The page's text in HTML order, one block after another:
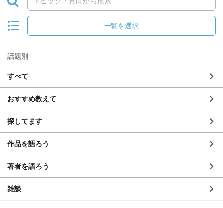
一覧を選択
話題別
すべて
おすすめ教えて
探してます
作品を語ろう
著者を語ろう
雑談